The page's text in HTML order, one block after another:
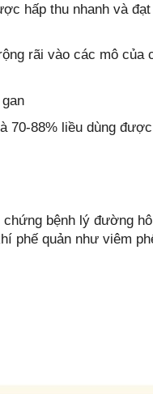
hấp thu nhanh và
rãi vào các mô
70-88% liều dùng
bệnh lý đường
phế quản như viêm